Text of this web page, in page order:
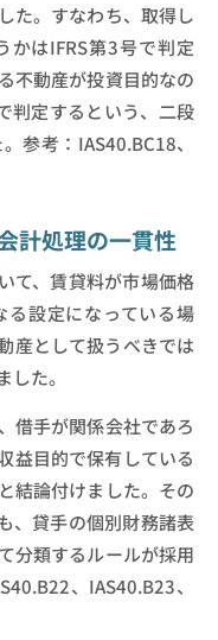
た。すなわち、取得し
かはIFRS第3号で判定
不動産が投資目的なの
判定するという、二段
参考：IAS40.BC18、
計処理の一貫性
て、賃貸料が市場価格
る設定になっている場
産として扱うべきでは
た。
借手が関係会社であろ
益目的で保有している
結論付けました。その
、貸手の個別財務諸表
分類するルールが採用
、IAS40.B23、